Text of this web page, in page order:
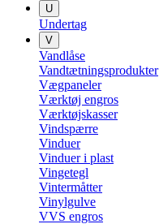
U
Undertag
V
Vandlåse
Vandtætningsprodukter
Vægpaneler
Værktøj engros
Værktøjskasser
Vindspærre
Vinduer
Vinduer i plast
Vingetegl
Vintermåtter
Vinylgulve
VVS engros